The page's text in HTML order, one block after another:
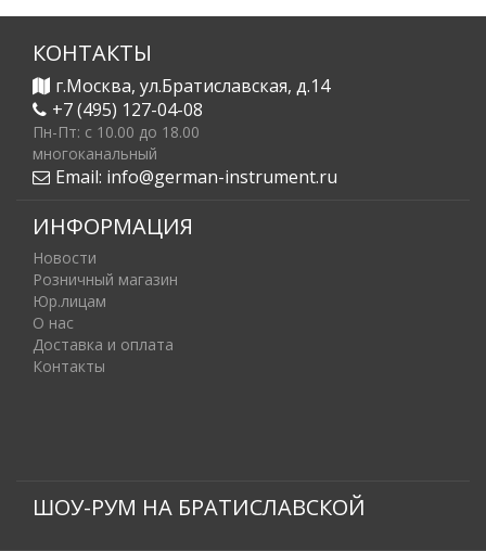
КОНТАКТЫ
г.Москва, ул.Братиславская, д.14
+7 (495) 127-04-08
Пн-Пт: c 10.00 до 18.00
многоканальный
Email: info@german-instrument.ru
ИНФОРМАЦИЯ
Новости
Розничный магазин
Юр.лицам
О нас
Доставка и оплата
Контакты
ШОУ-РУМ НА БРАТИСЛАВСКОЙ